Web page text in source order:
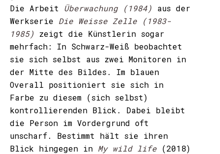
Die Arbeit Überwachung (1984) aus der
Werkserie Die Weisse Zelle (1983-
1985) zeigt die Künstlerin sogar
mehrfach: In Schwarz-Weiß beobachtet
sie sich selbst aus zwei Monitoren in
der Mitte des Bildes. Im blauen
Overall positioniert sie sich in
Farbe zu diesem (sich selbst)
kontrollierenden Blick. Dabei bleibt
die Person im Vordergrund oft
unscharf. Bestimmt hält sie ihren
Blick hingegen in My wild life (2018)